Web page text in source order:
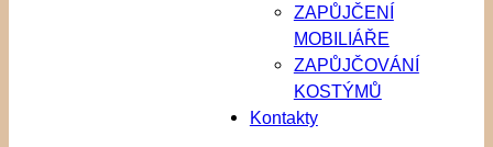
ZAPŮJČENÍ
MOBILIÁŘE
ZAPŮJČOVÁNÍ
KOSTÝMŮ
Kontakty